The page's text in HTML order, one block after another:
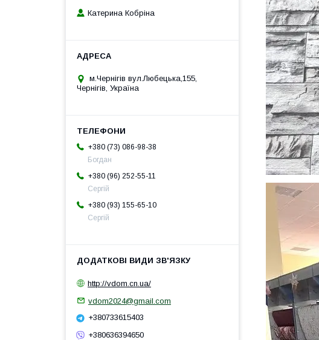
Катерина Кобріна
м.Чернігів вул.Любецька,155,
Чернігів, Україна
+380 (73) 086-98-38
Богдан
+380 (96) 252-55-11
Сергій
+380 (93) 155-65-10
Сергій
http://vdom.cn.ua/
vdom2024@gmail.com
+380733615403
+380636394650